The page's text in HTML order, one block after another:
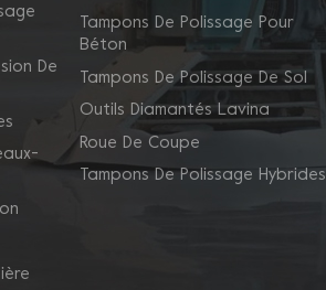
De
Tampons De Polissage Pour
Béton
Tampons De Polissage De Sol
Outils Diamantés Lavina
Roue De Coupe
Tampons De Polissage Hybrides